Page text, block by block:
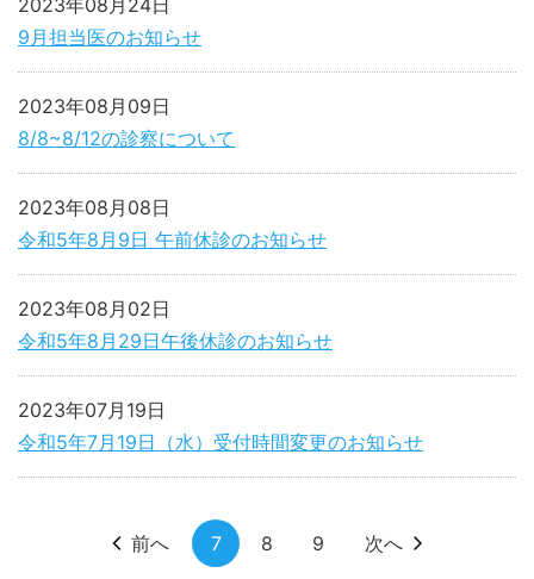
9月担当医のお知らせ
2023年08月24日
8/8~8/12の診察について
2023年08月09日
令和5年8月9日 午前休診のお知らせ
2023年08月08日
令和5年8月29日午後休診のお知らせ
2023年08月02日
令和5年7月19日（水）受付時間変更のお知らせ
2023年07月19日
前へ 7 8 9 次へ